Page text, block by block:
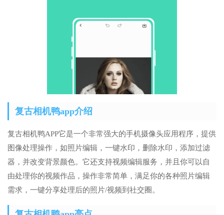
复古相机鸭app介绍
复古相机鸭APP它是一个非常强大的手机摄像头应用程序，提供
图像处理操作，如照片编辑，一键水印，删除水印，添加过滤
器，并改变背景颜色。它还支持视频编辑服务，并且你可以自
由处理你的视频作品，操作非常简单，满足你的各种照片编辑
需求，一键分享处理后的照片/视频到社交圈。